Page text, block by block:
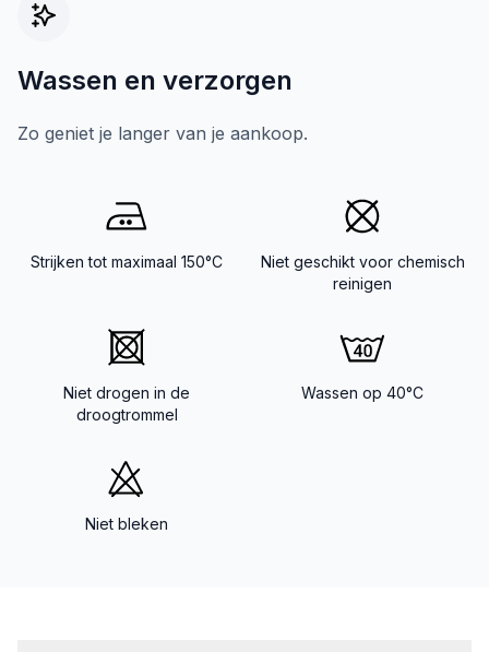
Wassen en verzorgen
Zo geniet je langer van je aankoop.
Strijken tot maximaal 150°C
Niet geschikt voor chemisch
reinigen
Niet drogen in de
droogtrommel
Wassen op 40°C
Niet bleken